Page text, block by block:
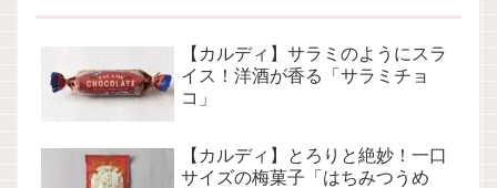
【カルディ】サラミのようにスラ
イス！洋酒が香る「サラミチョ
コ」
【カルディ】とろりと絶妙！一口
サイズの梅菓子「はちみつうめ